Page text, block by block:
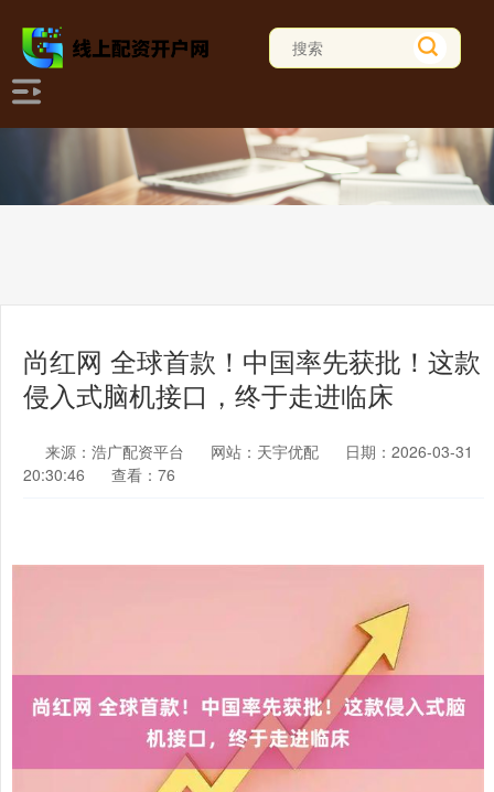
尚红网 全球首款！中国率先获批！这款
侵入式脑机接口，终于走进临床
来源：浩广配资平台 网站：天宇优配
日期：2026-03-31
20:30:46
查看：76